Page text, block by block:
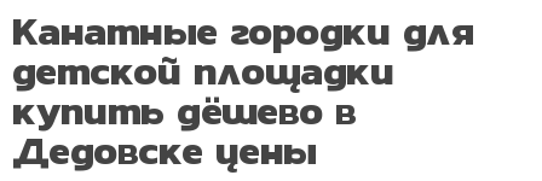
Канатные городки для
детской площадки
купить дёшево в
Дедовске цены